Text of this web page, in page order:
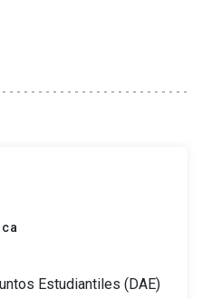
Estudiantiles (DAE)